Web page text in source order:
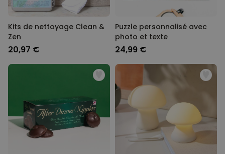
Kits de nettoyage Clean &
Zen
20,97 €
Puzzle personnalisé avec
photo et texte
24,99 €